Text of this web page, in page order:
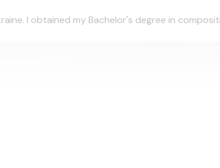
I obtained my Bachelor's degree in